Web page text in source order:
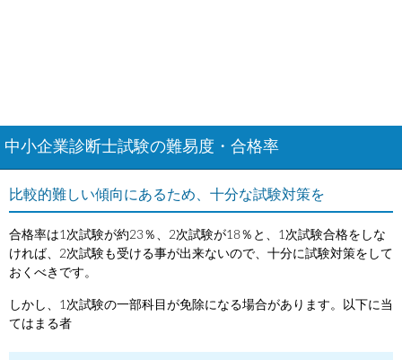
中小企業診断士試験の難易度・合格率
比較的難しい傾向にあるため、十分な試験対策を
合格率は1次試験が約23％、2次試験が18％と、1次試験合格をしな
ければ、2次試験も受ける事が出来ないので、十分に試験対策をして
おくべきです。
しかし、1次試験の一部科目が免除になる場合があります。以下に当
てはまる者